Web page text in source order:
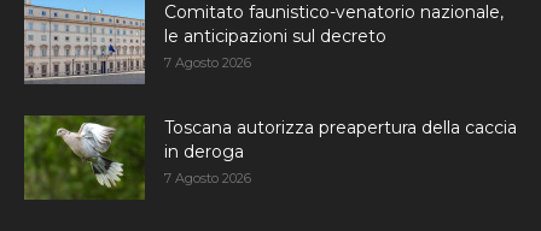
Comitato faunistico-venatorio nazionale,
le anticipazioni sul decreto
7 Agosto 2026
Toscana autorizza preapertura della caccia
in deroga
7 Agosto 2026